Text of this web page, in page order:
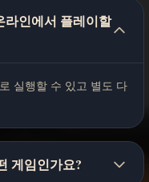
인에서 플레이할
실행할 수 있고 별도 다
게임인가요?